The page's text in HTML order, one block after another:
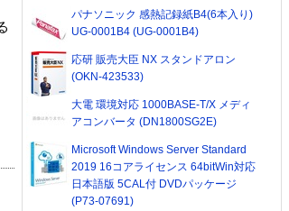
パナソニック 感熱記録紙B4(6本入り)
UG-0001B4 (UG-0001B4)
応研 販売大臣 NX スタンドアロン
(OKN-423533)
大電 環境対応 1000BASE-T/X メディ
アコンバータ (DN1800SG2E)
Microsoft Windows Server Standard
2019 16コアライセンス 64bitWin対応
日本語版 5CAL付 DVDパッケージ
(P73-07691)